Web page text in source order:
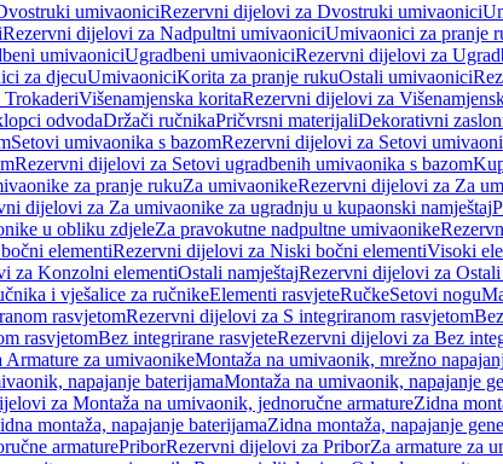
umivaoniciRezervni dijelovi za Dvostruki umivaonici
Rezervni dijelovi za Nadpultni umivaoniciUmivaonici za pranje
umivaoniciUgradbeni umivaoniciRezervni dijelovi za
za djecuUmivaoniciKorita za pranje rukuOstali umivaonici
Višenamjenska koritaRezervni dijelovi za
odvodaDržači ručnikaPričvrsni materijaliDekorativni
Setovi umivaonika s bazomRezervni dijelovi za Setovi
Rezervni dijelovi za Setovi ugradbenih umivaonika s bazom
za pranje rukuZa umivaonikeRezervni dijelovi za Za
dijelovi za Za umivaonike za ugradnju u kupaonski namještaj
u obliku zdjeleZa pravokutne nadpultne umivaonike
elementiRezervni dijelovi za Niski bočni elementiVisoki
za Konzolni elementiOstali namještajRezervni dijelovi za Ostali
i vješalice za ručnikeElementi rasvjeteRučkeSetovi nogu
rasvjetomRezervni dijelovi za S integriranom rasvjetom
rasvjetomBez integrirane rasvjeteRezervni dijelovi za Bez
za umivaonikeMontaža na umivaonik, mrežno
napajanje baterijamaMontaža na umivaonik, napajanje
za Montaža na umivaonik, jednoručne armatureZidna
montaža, napajanje baterijamaZidna montaža, napajanje
armaturePriborRezervni dijelovi za PriborZa armature za